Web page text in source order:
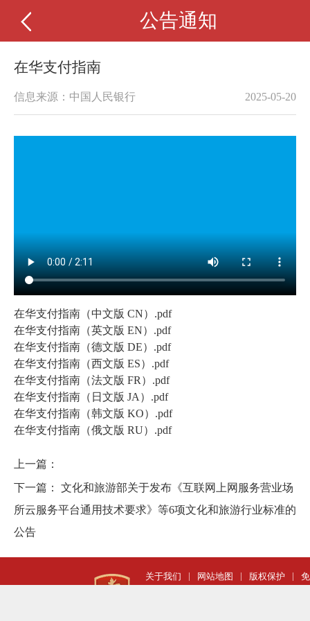
公告通知
在华支付指南
信息来源：中国人民银行 2025-05-20
在华支付指南（中文版 CN）.pdf
在华支付指南（英文版 EN）.pdf
在华支付指南（德文版 DE）.pdf
在华支付指南（西文版 ES）.pdf
在华支付指南（法文版 FR）.pdf
在华支付指南（日文版 JA）.pdf
在华支付指南（韩文版 KO）.pdf
在华支付指南（俄文版 RU）.pdf
上一篇：
下一篇： 文化和旅游部关于发布《互联网上网服务营业场
所云服务平台通用技术要求》等6项文化和旅游行业标准的
公告